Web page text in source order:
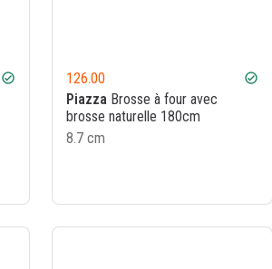
check_circle 126.00 check_circle
PiazzaBrosse à four avec
brosse naturelle 180cm
8.7 cm